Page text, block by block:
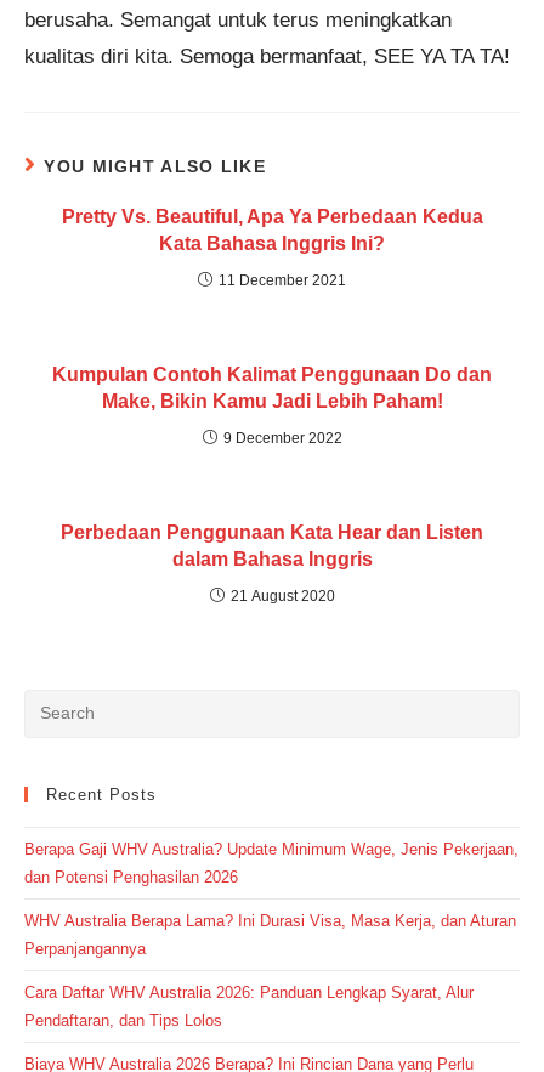
berusaha. Semangat untuk terus meningkatkan
kualitas diri kita. Semoga bermanfaat, SEE YA TA TA!
YOU MIGHT ALSO LIKE
Pretty Vs. Beautiful, Apa Ya Perbedaan Kedua
Kata Bahasa Inggris Ini?
11 December 2021
Kumpulan Contoh Kalimat Penggunaan Do dan
Make, Bikin Kamu Jadi Lebih Paham!
9 December 2022
Perbedaan Penggunaan Kata Hear dan Listen
dalam Bahasa Inggris
21 August 2020
Recent Posts
Berapa Gaji WHV Australia? Update Minimum Wage, Jenis Pekerjaan,
dan Potensi Penghasilan 2026
WHV Australia Berapa Lama? Ini Durasi Visa, Masa Kerja, dan Aturan
Perpanjangannya
Cara Daftar WHV Australia 2026: Panduan Lengkap Syarat, Alur
Pendaftaran, dan Tips Lolos
Biaya WHV Australia 2026 Berapa? Ini Rincian Dana yang Perlu